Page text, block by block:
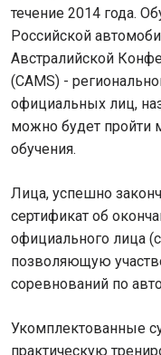
течение 2014 года.
Российской
Австралийской
(CAMS) -
официальных лиц,
можно будет пройти
обучения.
Лица, успешно
сертификат об
официального лица
позволяющую
соревнований по
Укомплектованные
практическую